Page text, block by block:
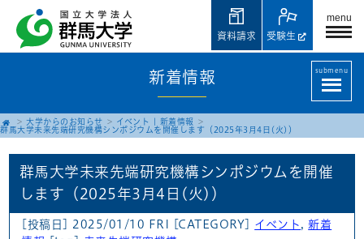
menu
受験生
資料請求
新着情報 submenu
大学からのお知らせ イベント
新着情報
群馬大学未来先端研究機構シンポジウムを開催します（2025年3月4日(火)）
群馬大学未来先端研究機構シンポジウムを開催
します（2025年3月4日(火)）
[投稿日] 2025/01/10 FRI [CATEGORY] イベント ,新着